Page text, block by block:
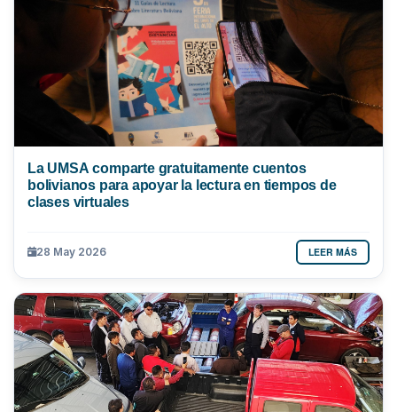
La UMSA comparte gratuitamente cuentos
bolivianos para apoyar la lectura en tiempos de
clases virtuales
28 May 2026 LEER MÁS